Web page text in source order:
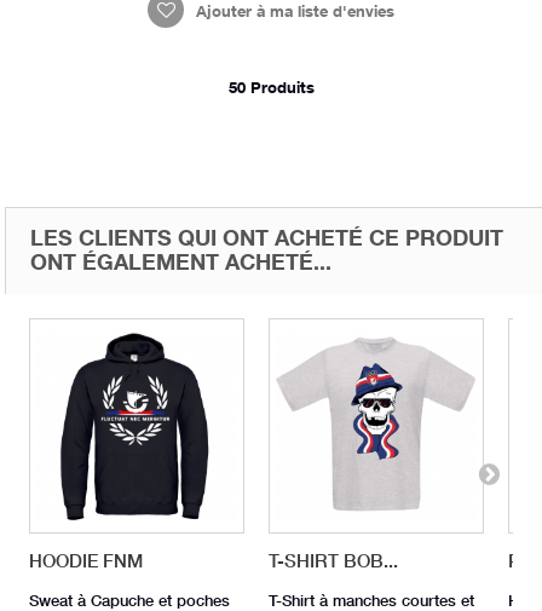
Ajouter à ma liste d'envies
50 Produits
LES CLIENTS QUI ONT ACHETÉ CE PRODUIT
ONT ÉGALEMENT ACHETÉ...
HOODIE FNM
Sweat à Capuche et poches
T-SHIRT BOB...
T-Shirt à manches courtes et